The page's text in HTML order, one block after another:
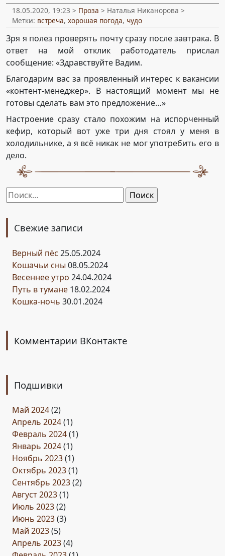
18.05.2020, 19:23 > Проза > Наталья Никанорова >
Метки: встреча, хорошая погода, чудо
Зря я полез проверять почту сразу после завтрака. В
ответ на мой отклик работодатель прислал
сообщение: «Здравствуйте Вадим.
Благодарим вас за проявленный интерес к вакансии
«контент-менеджер». В настоящий момент мы не
готовы сделать вам это предложение…»
Настроение сразу стало похожим на испорченный
кефир, который вот уже три дня стоял у меня в
холодильнике, а я всё никак не мог употребить его в
дело.
Найти:
Свежие записи
Верный пёс 25.05.2024
Кошачьи сны 08.05.2024
Весеннее утро 24.04.2024
Путь в тумане 18.02.2024
Кошка-ночь 30.01.2024
Комментарии ВКонтакте
Подшивки
Май 2024(2)
Апрель 2024(1)
Февраль 2024(1)
Январь 2024(1)
Ноябрь 2023(1)
Октябрь 2023(1)
Сентябрь 2023(2)
Август 2023(1)
Июль 2023(2)
Июнь 2023(3)
Май 2023(5)
Апрель 2023(4)